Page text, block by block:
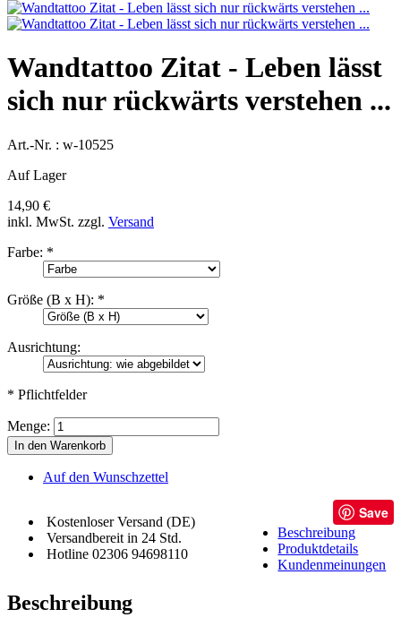
Wandtattoo Zitat - Leben lässt
sich nur rückwärts verstehen ...
Art.-Nr. : w-10525
Auf Lager
14,90 €
inkl. MwSt. zzgl. Versand
Farbe: *
Größe (B x H): *
Ausrichtung:
* Pflichtfelder
Menge:
In den Warenkorb
Auf den Wunschzettel
Kostenloser Versand (DE)
Versandbereit in 24 Std.
Hotline 02306 94698110
Save
Beschreibung
Produktdetails
Kundenmeinungen
Beschreibung